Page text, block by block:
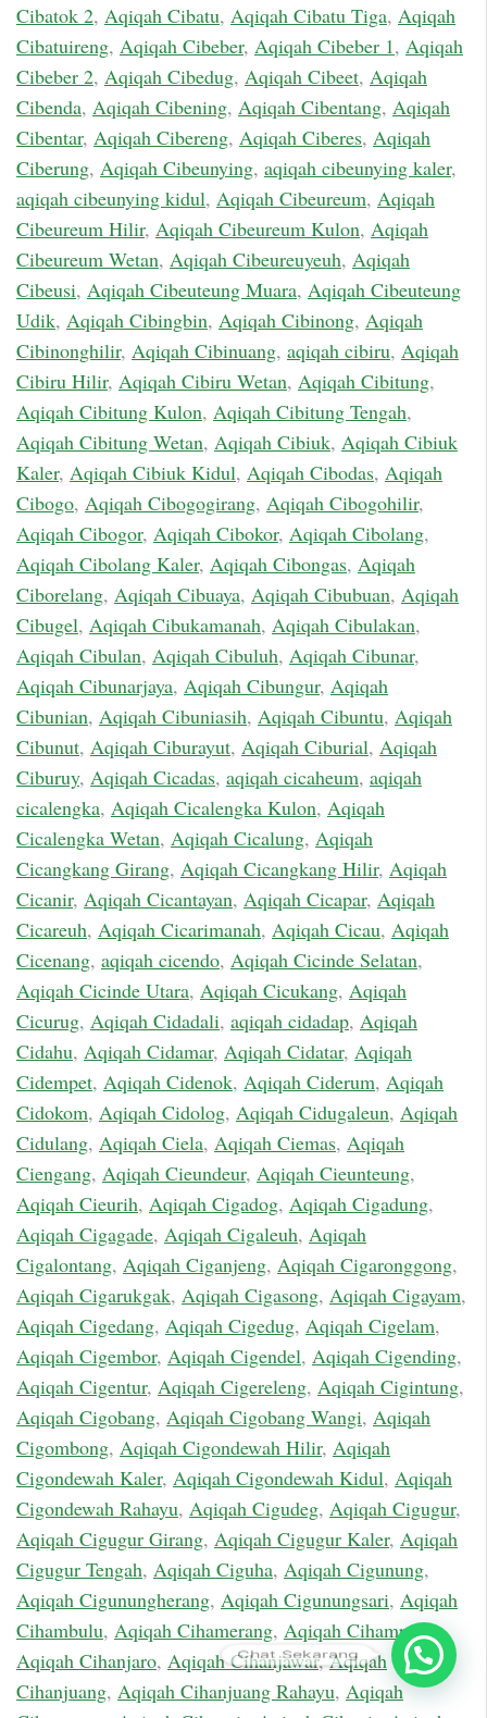
Cibatok 2, Aqiqah Cibatu, Aqiqah Cibatu Tiga, Aqiqah
Cibatuireng, Aqiqah Cibeber, Aqiqah Cibeber 1, Aqiqah
Cibeber 2, Aqiqah Cibedug, Aqiqah Cibeet, Aqiqah
Cibenda, Aqiqah Cibening, Aqiqah Cibentang, Aqiqah
Cibentar, Aqiqah Cibereng, Aqiqah Ciberes, Aqiqah
Ciberung, Aqiqah Cibeunying, aqiqah cibeunying kaler,
aqiqah cibeunying kidul, Aqiqah Cibeureum, Aqiqah
Cibeureum Hilir, Aqiqah Cibeureum Kulon, Aqiqah
Cibeureum Wetan, Aqiqah Cibeureuyeuh, Aqiqah
Cibeusi, Aqiqah Cibeuteung Muara, Aqiqah Cibeuteung
Udik, Aqiqah Cibingbin, Aqiqah Cibinong, Aqiqah
Cibinonghilir, Aqiqah Cibinuang, aqiqah cibiru, Aqiqah
Cibiru Hilir, Aqiqah Cibiru Wetan, Aqiqah Cibitung,
Aqiqah Cibitung Kulon, Aqiqah Cibitung Tengah,
Aqiqah Cibitung Wetan, Aqiqah Cibiuk, Aqiqah Cibiuk
Kaler, Aqiqah Cibiuk Kidul, Aqiqah Cibodas, Aqiqah
Cibogo, Aqiqah Cibogogirang, Aqiqah Cibogohilir,
Aqiqah Cibogor, Aqiqah Cibokor, Aqiqah Cibolang,
Aqiqah Cibolang Kaler, Aqiqah Cibongas, Aqiqah
Ciborelang, Aqiqah Cibuaya, Aqiqah Cibubuan, Aqiqah
Cibugel, Aqiqah Cibukamanah, Aqiqah Cibulakan,
Aqiqah Cibulan, Aqiqah Cibuluh, Aqiqah Cibunar,
Aqiqah Cibunarjaya, Aqiqah Cibungur, Aqiqah
Cibunian, Aqiqah Cibuniasih, Aqiqah Cibuntu, Aqiqah
Cibunut, Aqiqah Ciburayut, Aqiqah Ciburial, Aqiqah
Ciburuy, Aqiqah Cicadas, aqiqah cicaheum, aqiqah
cicalengka, Aqiqah Cicalengka Kulon, Aqiqah
Cicalengka Wetan, Aqiqah Cicalung, Aqiqah
Cicangkang Girang, Aqiqah Cicangkang Hilir, Aqiqah
Cicanir, Aqiqah Cicantayan, Aqiqah Cicapar, Aqiqah
Cicareuh, Aqiqah Cicarimanah, Aqiqah Cicau, Aqiqah
Cicenang, aqiqah cicendo, Aqiqah Cicinde Selatan,
Aqiqah Cicinde Utara, Aqiqah Cicukang, Aqiqah
Cicurug, Aqiqah Cidadali, aqiqah cidadap, Aqiqah
Cidahu, Aqiqah Cidamar, Aqiqah Cidatar, Aqiqah
Cidempet, Aqiqah Cidenok, Aqiqah Ciderum, Aqiqah
Cidokom, Aqiqah Cidolog, Aqiqah Cidugaleun, Aqiqah
Cidulang, Aqiqah Ciela, Aqiqah Ciemas, Aqiqah
Ciengang, Aqiqah Cieundeur, Aqiqah Cieunteung,
Aqiqah Cieurih, Aqiqah Cigadog, Aqiqah Cigadung,
Aqiqah Cigagade, Aqiqah Cigaleuh, Aqiqah
Cigalontang, Aqiqah Ciganjeng, Aqiqah Cigaronggong,
Aqiqah Cigarukgak, Aqiqah Cigasong, Aqiqah Cigayam,
Aqiqah Cigedang, Aqiqah Cigedug, Aqiqah Cigelam,
Aqiqah Cigembor, Aqiqah Cigendel, Aqiqah Cigending,
Aqiqah Cigentur, Aqiqah Cigereleng, Aqiqah Cigintung,
Aqiqah Cigobang, Aqiqah Cigobang Wangi, Aqiqah
Cigombong, Aqiqah Cigondewah Hilir, Aqiqah
Cigondewah Kaler, Aqiqah Cigondewah Kidul, Aqiqah
Cigondewah Rahayu, Aqiqah Cigudeg, Aqiqah Cigugur,
Aqiqah Cigugur Girang, Aqiqah Cigugur Kaler, Aqiqah
Cigugur Tengah, Aqiqah Ciguha, Aqiqah Cigunung,
Aqiqah Cigunungherang, Aqiqah Cigunungsari, Aqiqah
Cihambulu, Aqiqah Cihamerang, Aqiqah Cihampelas,
Aqiqah Cihanjaro, Aqiqah Cihanjawar,Aqiqah
Cihanjuang, Aqiqah Cihanjuang Rahayu, Aqiqah
Chat Sekarang